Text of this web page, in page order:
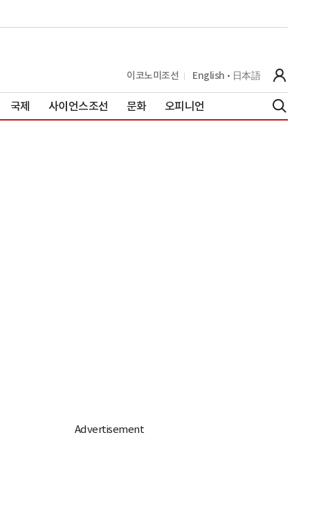
이코노미조선 English 日本語
국제 사이언스조선 문화 오피니언